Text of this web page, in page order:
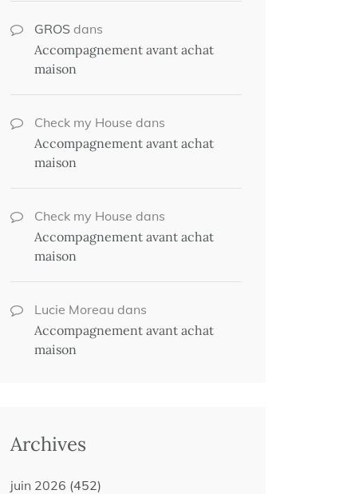
GROS dans
Accompagnement avant achat
maison
Check my House dans
Accompagnement avant achat
maison
Check my House dans
Accompagnement avant achat
maison
Lucie Moreau dans
Accompagnement avant achat
maison
Archives
juin 2026 (452)